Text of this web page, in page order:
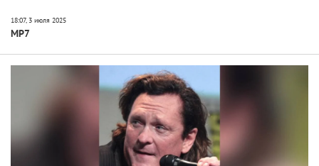
МР7